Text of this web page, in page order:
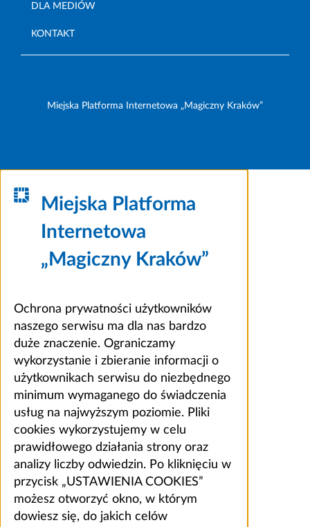
DLA MEDIÓW
KONTAKT
Miejska Platforma Internetowa „Magiczny Kraków”
Miejska Platforma
Internetowa
„Magiczny Kraków”
Ochrona prywatności użytkowników
naszego serwisu ma dla nas bardzo
duże znaczenie. Ograniczamy
wykorzystanie i zbieranie informacji o
użytkownikach serwisu do niezbędnego
minimum wymaganego do świadczenia
usług na najwyższym poziomie. Pliki
cookies wykorzystujemy w celu
prawidłowego działania strony oraz
analizy liczby odwiedzin. Po kliknięciu w
przycisk „USTAWIENIA COOKIES”
możesz otworzyć okno, w którym
dowiesz się, do jakich celów